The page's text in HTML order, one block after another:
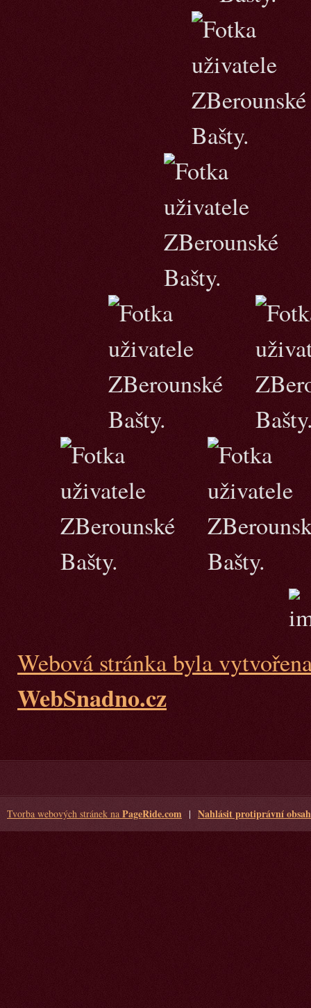
Webová stránka byla
WebSnadno.cz
Tvorba webových stránek na PageRide.com | Nahlásit protiprávní